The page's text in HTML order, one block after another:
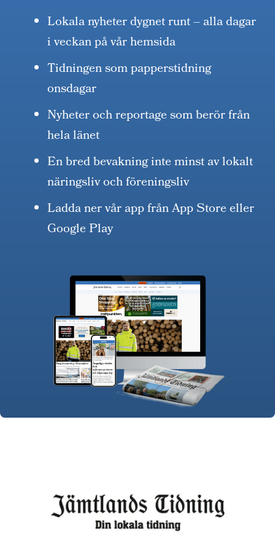
Lokala nyheter dygnet runt – alla dagar
i veckan på vår hemsida
Tidningen som papperstidning
onsdagar
Nyheter och reportage som berör från
hela länet
En bred bevakning inte minst av lokalt
näringsliv och föreningsliv
Ladda ner vår app från App Store eller
Google Play